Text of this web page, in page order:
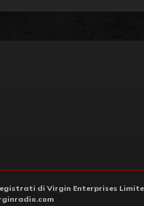
registrati di Virgin Enterprises